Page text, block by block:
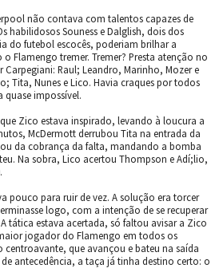
não contava com talentos capazes de
habilidosos Souness e Dalglish, dois dos
do futebol escocês, poderiam brilhar a
Flamengo tremer. Tremer? Presta atenção no
Raul; Leandro, Marinho, Mozer e
Tita, Nunes e Lico. Havia craques por todos
quase impossível.
Zico estava inspirado, levando à loucura a
McDermott derrubou Tita na entrada da
da cobrança da falta, mandando a bomba
Na sobra, Lico acertou Thompson e Adí;lio,
pouco para ruir de vez. A solução era torcer
logo, com a intenção de se recuperar
tática estava acertada, só faltou avisar a Zico
jogador do Flamengo em todos os
que avançou e bateu na saída
antecedência, a taça já tinha destino certo: o